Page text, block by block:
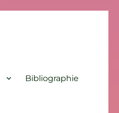
Bibliographie